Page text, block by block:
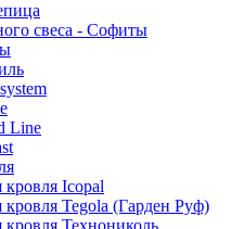
свеса - Софиты
Line
кровля Icopal
кровля Tegola (Гарден Руф)